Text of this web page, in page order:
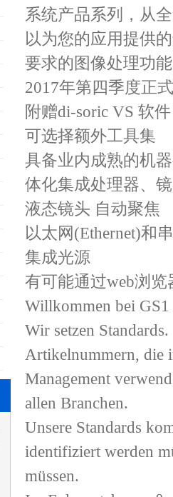
系统产品系列，从
以为您的应用提供
要求的图像处理功
2017年第四季度正
附赠di-soric VS 软件
可选择额外工具集
具备业内成熟的机
体化集成处理器、
液态镜头 自动聚焦
以太网(Ethernet)和
集成光源
有可能通过web浏览
Willkommen bei GS1
Wir setzen
Artikelnummern, die
Management
allen Branchen.
Unsere Standards
identifiziert werden
müssen.